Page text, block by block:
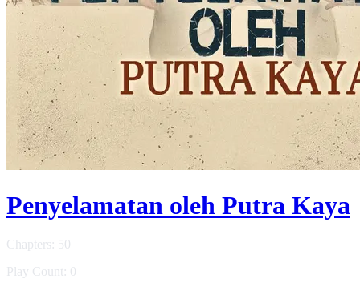
Penyelamatan oleh Putra Kaya
Chapters: 50
Play Count: 0